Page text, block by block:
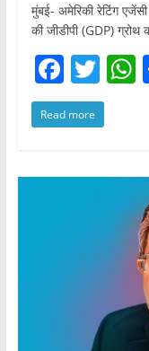
मुंबई- अमेरिकी रेटिंग
की जीडीपी (GDP) ग्रोथ
F
a
c
b
T
w
itt
Read more